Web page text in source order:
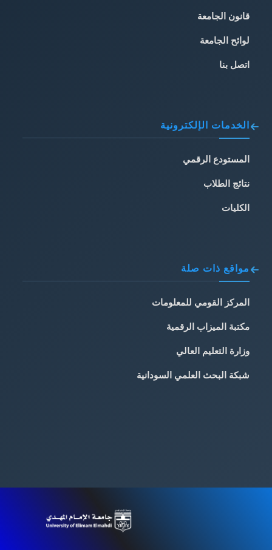
قانون الجامعة
لوائح الجامعة
اتصل بنا
الخدمات الإلكترونية
المستودع الرقمي
نتائج الطلاب
الكليات
مواقع ذات صلة
المركز القومي للمعلومات
مكتبة الميزاب الرقمية
وزارة التعليم العالي
شبكة البحث العلمي السودانية